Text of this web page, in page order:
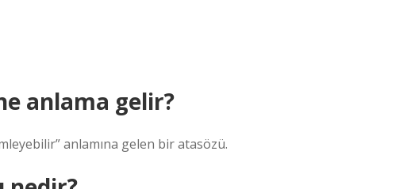
anlama gelir?
anlamına gelen bir atasözü.